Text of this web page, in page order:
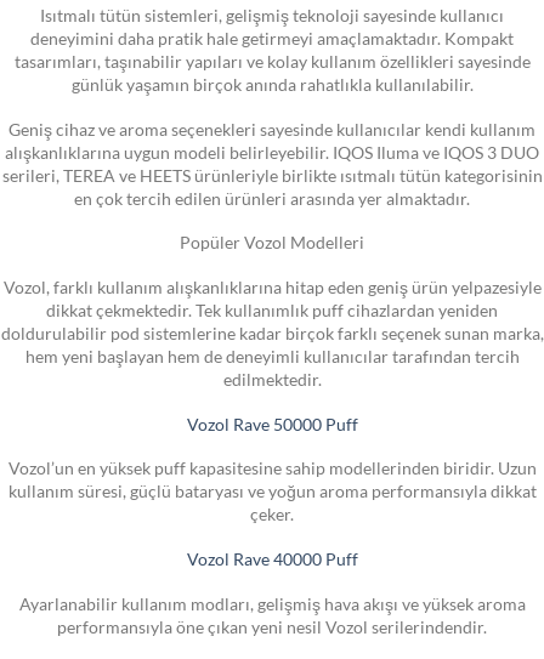
Isıtmalı tütün sistemleri, gelişmiş teknoloji sayesinde kullanıcı
deneyimini daha pratik hale getirmeyi amaçlamaktadır. Kompakt
tasarımları, taşınabilir yapıları ve kolay kullanım özellikleri sayesinde
günlük yaşamın birçok anında rahatlıkla kullanılabilir.
Geniş cihaz ve aroma seçenekleri sayesinde kullanıcılar kendi kullanım
alışkanlıklarına uygun modeli belirleyebilir. IQOS Iluma ve IQOS 3 DUO
serileri, TEREA ve HEETS ürünleriyle birlikte ısıtmalı tütün kategorisinin
en çok tercih edilen ürünleri arasında yer almaktadır.
Popüler Vozol Modelleri
Vozol, farklı kullanım alışkanlıklarına hitap eden geniş ürün yelpazesiyle
dikkat çekmektedir. Tek kullanımlık puff cihazlardan yeniden
doldurulabilir pod sistemlerine kadar birçok farklı seçenek sunan marka,
hem yeni başlayan hem de deneyimli kullanıcılar tarafından tercih
edilmektedir.
Vozol Rave 50000 Puff
Vozol’un en yüksek puff kapasitesine sahip modellerinden biridir. Uzun
kullanım süresi, güçlü bataryası ve yoğun aroma performansıyla dikkat
çeker.
Vozol Rave 40000 Puff
Ayarlanabilir kullanım modları, gelişmiş hava akışı ve yüksek aroma
performansıyla öne çıkan yeni nesil Vozol serilerindendir.